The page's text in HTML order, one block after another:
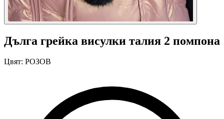
Дълга грейка висулки талия 2 помпона
Цвят: РОЗОВ